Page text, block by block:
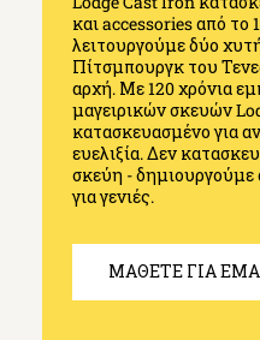
και accessories από το
λειτουργούμε δύο
Πίτσμπουργκ του
αρχή. Με 120 χρόνια
μαγειρικών σκευών
κατασκευασμένο για
ευελιξία. Δεν
σκεύη - δημιουργούμε
για γενιές.
ΜΑΘΕΤΕ ΓΙΑ